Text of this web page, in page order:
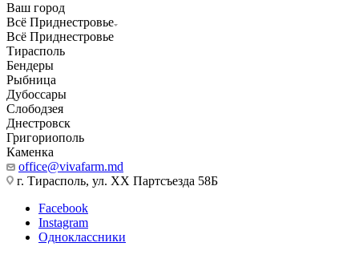
Ваш город
Всё Приднестровье
Всё Приднестровье
Тирасполь
Бендеры
Рыбница
Дубоссары
Слободзея
Днестровск
Григориополь
Каменка
office@vivafarm.md
г. Тирасполь, ул. ХХ Партсъезда 58Б
Facebook
Instagram
Одноклассники